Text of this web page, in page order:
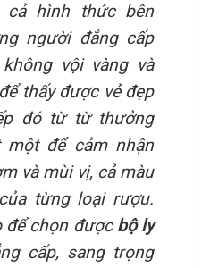
cả hình thức bên
người đẳng cấp
vội vàng và
thấy được vẻ đẹp
đó từ từ thưởng
để cảm nhận
và mùi vị, cả màu
từng loại rượu.
để chọn đượcbộ ly
cấp, sang trọng